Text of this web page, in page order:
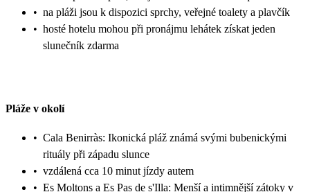
• na pláži jsou k dispozici sprchy, veřejné toalety a plavčík
• hosté hotelu mohou při pronájmu lehátek získat jeden
slunečník zdarma
Pláže v okolí
• Cala Benirràs: Ikonická pláž známá svými bubenickými
rituály při západu slunce
• vzdálená cca 10 minut jízdy autem
• Es Moltons a Es Pas de s'Illa: Menší a intimnější zátoky v